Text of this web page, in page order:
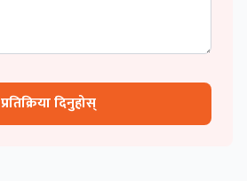
प्रतिक्रिया दिनुहोस्